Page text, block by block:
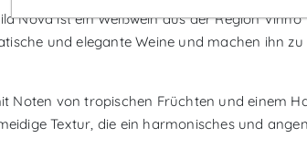
Nova ist ein Weißwein aus der Region
und elegante Weine und machen ihn
Noten von tropischen Früchten und einem
Textur, die ein harmonisches und